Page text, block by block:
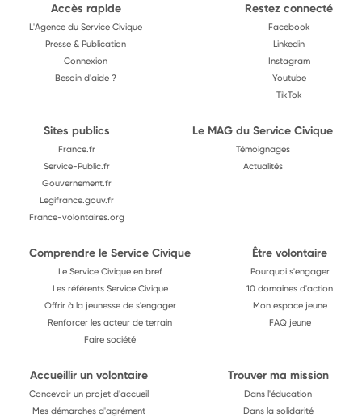
Accès rapide
L'Agence du Service Civique
Presse & Publication
Connexion
Besoin d'aide ?
Restez connecté
Facebook
Linkedin
Instagram
Youtube
TikTok
Sites publics
France.fr
Service-Public.fr
Gouvernement.fr
Legifrance.gouv.fr
France-volontaires.org
Le MAG du Service Civique
Témoignages
Actualités
Comprendre le Service Civique
Le Service Civique en bref
Les référents Service Civique
Offrir à la jeunesse de s'engager
Renforcer les acteur de terrain
Faire société
Être volontaire
Pourquoi s'engager
10 domaines d'action
Mon espace jeune
FAQ jeune
Accueillir un volontaire
Concevoir un projet d'accueil
Mes démarches d'agrément
Trouver ma mission
Dans l'éducation
Dans la solidarité